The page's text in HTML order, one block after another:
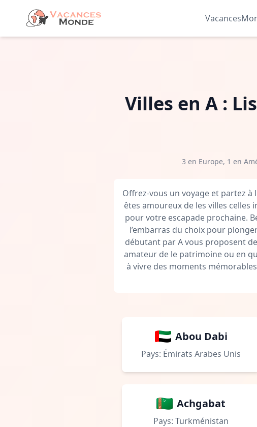
Villes en A :
3 en Europe, 1 en
Offrez-vous un voyage et partez
êtes amoureux de les villes
pour votre escapade prochaine.
l’embarras du choix pour
débutant par A vous proposent
amateur de le patrimoine ou en
à vivre des moments
Abou Dabi
Pays: Émirats Arabes Unis
Achgabat
Pays: Turkménistan